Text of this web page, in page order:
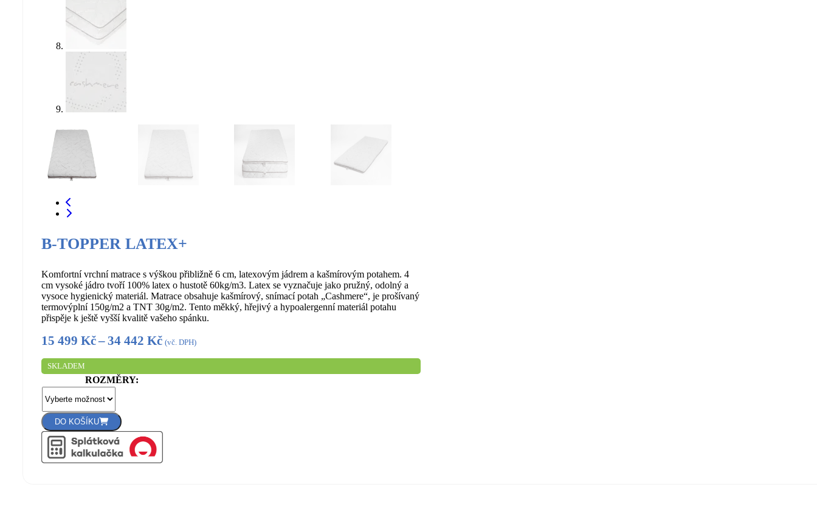
B-TOPPER LATEX+
Komfortní vrchní matrace s výškou přibližně 6 cm, latexovým jádrem a kašmírovým potahem. 4
cm vysoké jádro tvoří 100% latex o hustotě 60kg/m3. Latex se vyznačuje jako pružný, odolný a
vysoce hygienický materiál. Matrace obsahuje kašmírový, snímací potah „Cashmere“, je prošívaný
termovýplní 150g/m2 a TNT 30g/m2. Tento měkký, hřejivý a hypoalergenní materiál potahu
přispěje k ještě vyšší kvalitě vašeho spánku.
15 499 Kč–34 442 KčRozpětí
cen:
15
442 Kč
(vč. DPH)
SKLADEM
ROZMĚRY
DO KOŠÍKU